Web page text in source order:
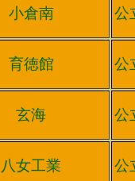
小倉南 公
育徳館 公
玄海 公
八女工業 公